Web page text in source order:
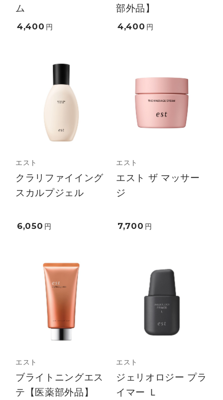
ム
4,400 円
部外品】
4,400 円
エスト
クラリファイイング
スカルプジェル
6,050 円
エスト
エスト ザ マッサー
ジ
7,700 円
エスト
ブライトニングエス
テ【医薬部外品】
エスト
ジェリオロジー プラ
イマー Ｌ